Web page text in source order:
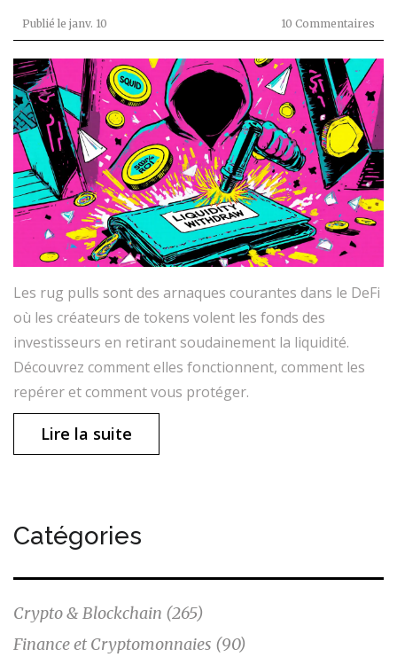
Publié le janv. 10 10 Commentaires
Les rug pulls sont des arnaques courantes dans le DeFi
où les créateurs de tokens volent les fonds des
investisseurs en retirant soudainement la liquidité.
Découvrez comment elles fonctionnent, comment les
repérer et comment vous protéger.
Lire la suite
Catégories
Crypto & Blockchain (265)
Finance et Cryptomonnaies (90)